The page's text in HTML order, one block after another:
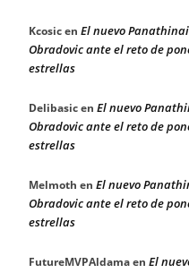
Kcosicen El nuevo
Obradovic ante el reto de
estrellas
Delibasicen El nuevo
Obradovic ante el reto de
estrellas
Melmoth en El nuevo
Obradovic ante el reto de
estrellas
FutureMVPAldamaen El